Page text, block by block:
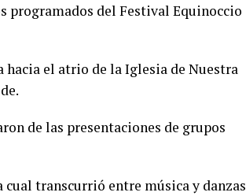
programados del Festival Equinoccio
el atrio de la Iglesia de Nuestra
de las presentaciones de grupos
transcurrió entre música y danzas